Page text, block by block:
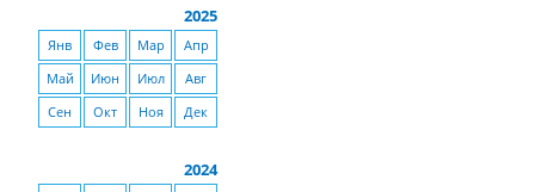
2025
Янв Фев Мар
Апр
Май
Июн Июл
Авг
Сен
Окт Ноя Дек
2024